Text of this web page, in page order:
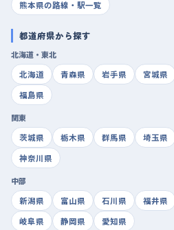
熊本県の路線・駅一覧
都道府県から探す
北海道・東北
北海道
青森県 岩手県 宮城県
福島県
関東
茨城県
栃木県 群馬県 埼玉県
神奈川県
中部
新潟県
富山県 石川県 福井県
岐阜県
静岡県 愛知県